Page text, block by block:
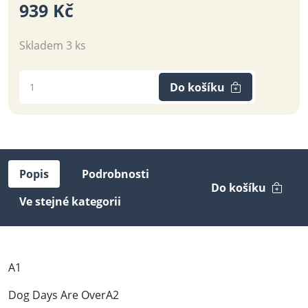
939 Kč
Skladem 3 ks
Do košíku
Popis
Podrobnosti
Ve stejné kategorii
Do košíku
A1
Dog Days Are OverA2